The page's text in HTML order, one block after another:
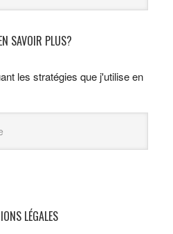
SAVOIR PLUS?
les stratégies que j'utilise en
LÉGALES